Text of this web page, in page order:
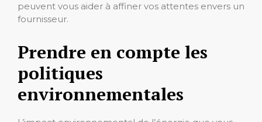
peuvent vous aider à affiner vos attentes envers un
fournisseur.
Prendre en compte les
politiques
environnementales